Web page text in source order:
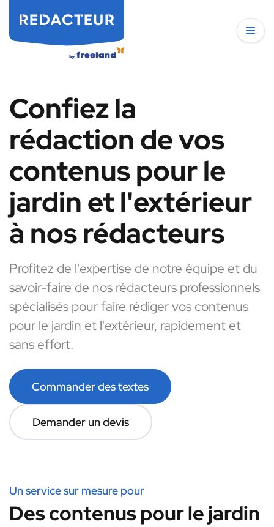
Confiez la
rédaction de vos
contenus pour le
jardin et l'extérieur
à nos rédacteurs
Profitez de l'expertise de notre équipe et du
savoir-faire de nos rédacteurs professionnels
spécialisés pour faire rédiger vos contenus
pour le jardin et l'extérieur, rapidement et
sans effort.
Commander des textes
Demander un devis
Un service sur mesure pour
Des contenus pour le jardin